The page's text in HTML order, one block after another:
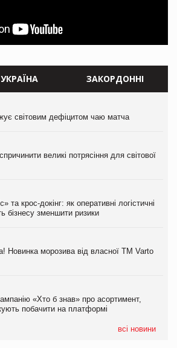
УКРАЇНА ЗАКОРДОННІ
світовим дефіцитом чаю матча
великі потрясіння для світової
та крос-докінг: як оперативні логістичні
бізнесу зменшити ризики
Новинка морозива від власної ТМ Varto
«Хто б знав» про асортимент,
побачити на платформі
всі новини
світовим дефіцитом чаю матча
великі потрясіння для світової
збиток у першому півріччі
на 9%
світовим дефіцитом чаю матча
великі потрясіння для світової
збиток у першому півріччі
на 9%